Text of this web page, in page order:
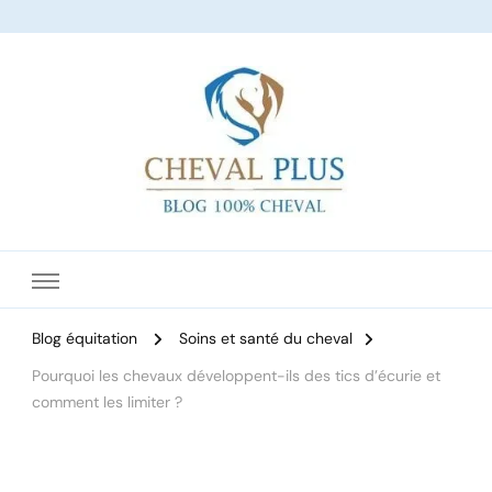
Blog équitation
Soins et santé du cheval
Pourquoi les chevaux développent-ils des tics d’écurie et
comment les limiter ?